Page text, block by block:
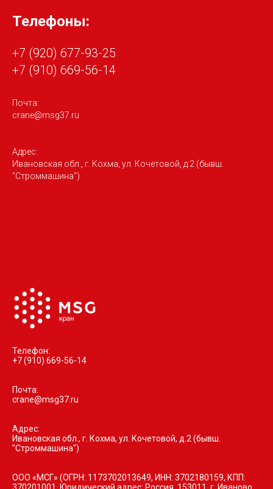
Телефоны:
+7 (920) 677-93-25
+7 (910) 669-56-14
Почта:
crane@msg37.ru
Адрес:
Ивановская обл., г. Кохма, ул. Кочетовой, д.2 (бывш.
"Строммашина")
Телефон:
+7 (910) 669-56-14
Почта:
crane@msg37.ru
Адрес:
Ивановская обл., г. Кохма, ул. Кочетовой, д.2 (бывш.
"Строммашина")
ООО «МСГ» (ОГРН: 1173702013649, ИНН: 3702180159, КПП:
370201001. Юридический адрес: Россия, 153011, г. Иваново,